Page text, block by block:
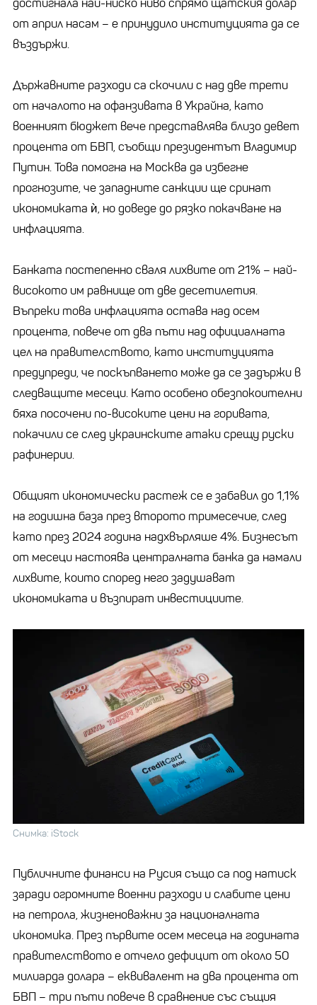
достигнала най-ниско ниво спрямо щатския долар
от април насам – е принудило институцията да се
въздържи.
Държавните разходи са скочили с над две трети
от началото на офанзивата в Украйна, като
военният бюджет вече представлява близо девет
процента от БВП, съобщи президентът Владимир
Путин. Това помогна на Москва да избегне
прогнозите, че западните санкции ще сринат
икономиката ѝ, но доведе до рязко покачване на
инфлацията.
Банката постепенно сваля лихвите от 21% – най-
високото им равнище от две десетилетия.
Въпреки това инфлацията остава над осем
процента, повече от два пъти над официалната
цел на правителството, като институцията
предупреди, че поскъпването може да се задържи в
следващите месеци. Като особено обезпокоителни
бяха посочени по-високите цени на горивата,
покачили се след украинските атаки срещу руски
рафинерии.
Общият икономически растеж се е забавил до 1,1%
на годишна база през второто тримесечие, след
като през 2024 година надхвърляше 4%. Бизнесът
от месеци настоява централната банка да намали
лихвите, които според него задушават
икономиката и възпират инвестициите.
Снимка: iStock
Публичните финанси на Русия също са под натиск
заради огромните военни разходи и слабите цени
на петрола, жизненоважни за националната
икономика. През първите осем месеца на годината
правителството е отчело дефицит от около 50
милиарда долара – еквивалент на два процента от
БВП – три пъти повече в сравнение със същия